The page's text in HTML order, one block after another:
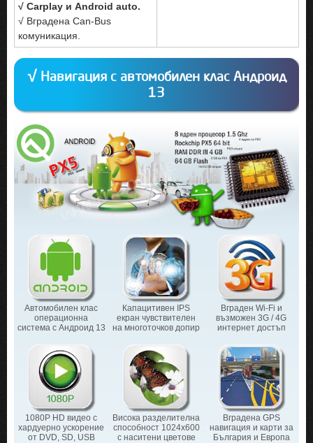
√ Carplay и Android auto.
√ Вградена Can-Bus
комуникация.
√ Навигация с автомобилен клас Андроид
13
Автомобилен клас
операционна
система с Андроид 13
Капацитивен IPS
екран чувствителен
на многоточков допир
Вграден Wi-Fi и
възможен 3G / 4G
интернет достъп
1080P HD видео с
хардуерно ускорение
от DVD, SD, USB
Висока разделителна
способност 1024х600
с наситени цветове
Вградена GPS
навигация и карти за
България и Европа